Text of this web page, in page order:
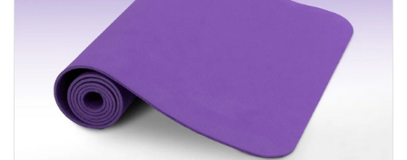
เครื่องปรุงรสและของแห้ง
ขนมขบเคี้ยว และช็อคโกแลต
อาหารสด ผัก ผลไม้และเบเกอรี่